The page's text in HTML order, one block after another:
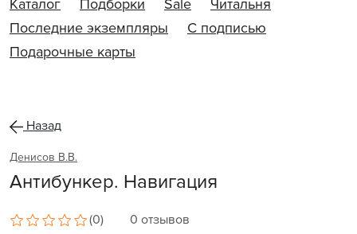
Каталог
Подборки Sale
Читальня
Последние экземпляры
С подписью
Подарочные карты
Назад
Денисов В.В.
Антибункер. Навигация
(0) 0 отзывов